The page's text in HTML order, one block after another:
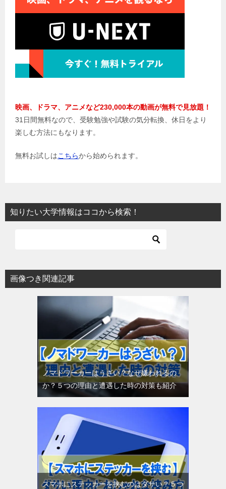
映画、ドラマ、アニメなど230,000本の動画が無料で見放題！
31日間無料なので、受験勉強や試験の気分転換、休日をより
楽しむ方法にもなります。
無料お試しはこちらから始められます。
知りたい大学情報はココから検索！
画像つき関連記事
ノマドワーカーはうざい？なぜ嫌われるの
か？５つの理由と遭遇した時の対策も紹介
スマホにステッカーを挟むのはダサい？５つ